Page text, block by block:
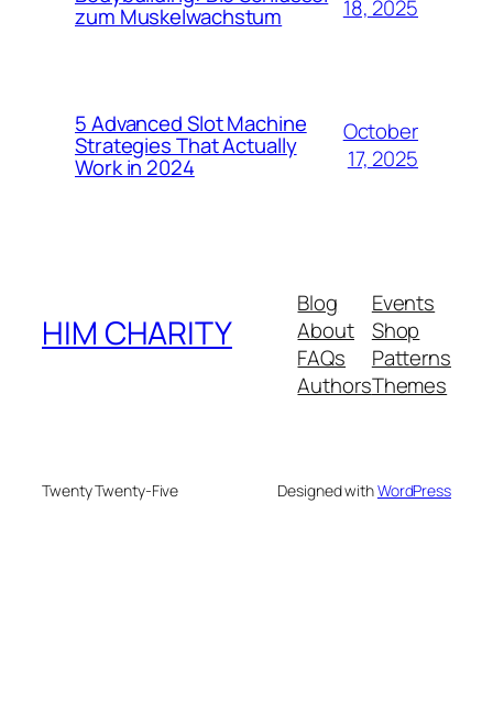
zum Muskelwachstum
18, 2025
5 Advanced Slot Machine
Strategies That Actually
Work in 2024
October
17, 2025
HIM CHARITY
Blog
About
FAQs
Authors
Events
Shop
Patterns
Themes
Twenty Twenty-Five Designed withWordPress